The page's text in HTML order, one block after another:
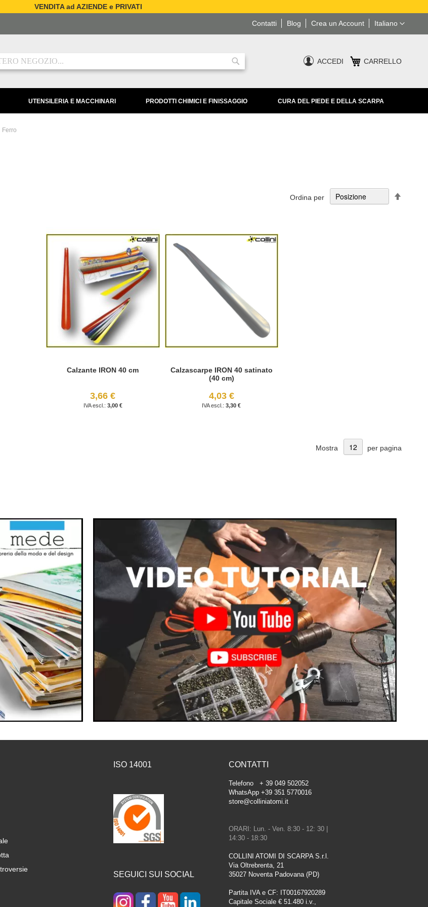
VENDITA ad AZIENDE e PRIVATI
Lingua
Italiano
Blog Crea un Account
Contatti
Ricerca
ACCEDI CARRELLO
UTENSILERIA E MACCHINARI PRODOTTI CHIMICI E FINISSAGGIO CURA DEL PIEDE E DELLA SCARPA
Ferro
Ordina per
Calzante IRON 40 cm
3,66 €
3,00 €
Calzascarpe IRON 40 satinato
(40 cm)
4,03 €
3,30 €
Mostra per pagina
ISO 14001
SEGUICI SUI SOCIAL
CONTATTI
Telefono + 39 049 502052
WhatsApp +39 351 5770016
store@colliniatomi.it
ORARI: Lun. - Ven. 8:30 - 12: 30 |
14:30 - 18:30
COLLINI ATOMI DI SCARPA S.r.l.
Via Oltrebrenta, 21
35027 Noventa Padovana (PD)
Partita IVA e CF: IT00167920289
Capitale Sociale € 51.480 i.v.,